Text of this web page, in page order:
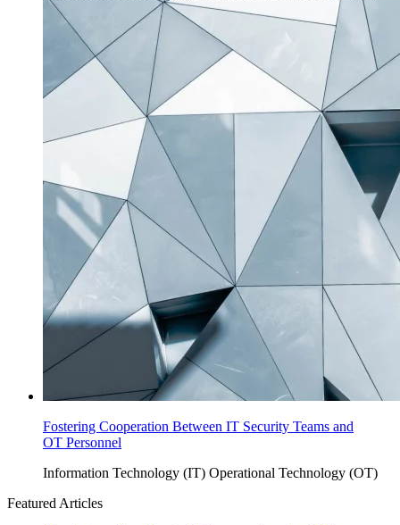
Fostering Cooperation Between IT Security Teams and
OT Personnel
Information Technology (IT) Operational Technology (OT)
Featured Articles